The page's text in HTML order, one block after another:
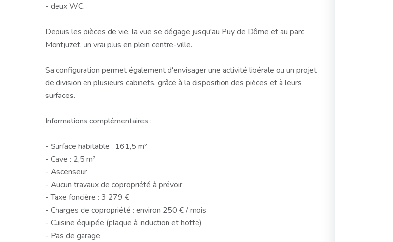
- deux WC.
Depuis les pièces de vie, la vue se dégage jusqu'au Puy de Dôme et au parc
Montjuzet, un vrai plus en plein centre-ville.
Sa configuration permet également d'envisager une activité libérale ou un projet
de division en plusieurs cabinets, grâce à la disposition des pièces et à leurs
surfaces.
Informations complémentaires :
- Surface habitable : 161,5 m²
- Cave : 2,5 m²
- Ascenseur
- Aucun travaux de copropriété à prévoir
- Taxe foncière : 3 279 €
- Charges de copropriété : environ 250 € / mois
- Cuisine équipée (plaque à induction et hotte)
- Pas de garage